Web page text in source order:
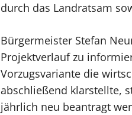
durch das Landratsam
Bürgermeister Stefan
Projektverlauf zu
Vorzugsvariante die
abschließend klarstellte,
jährlich neu beantragt